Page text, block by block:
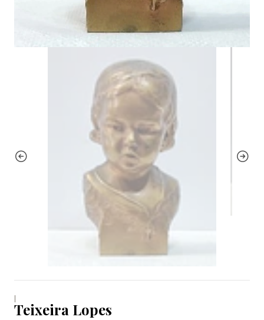
|
Teixeira Lopes